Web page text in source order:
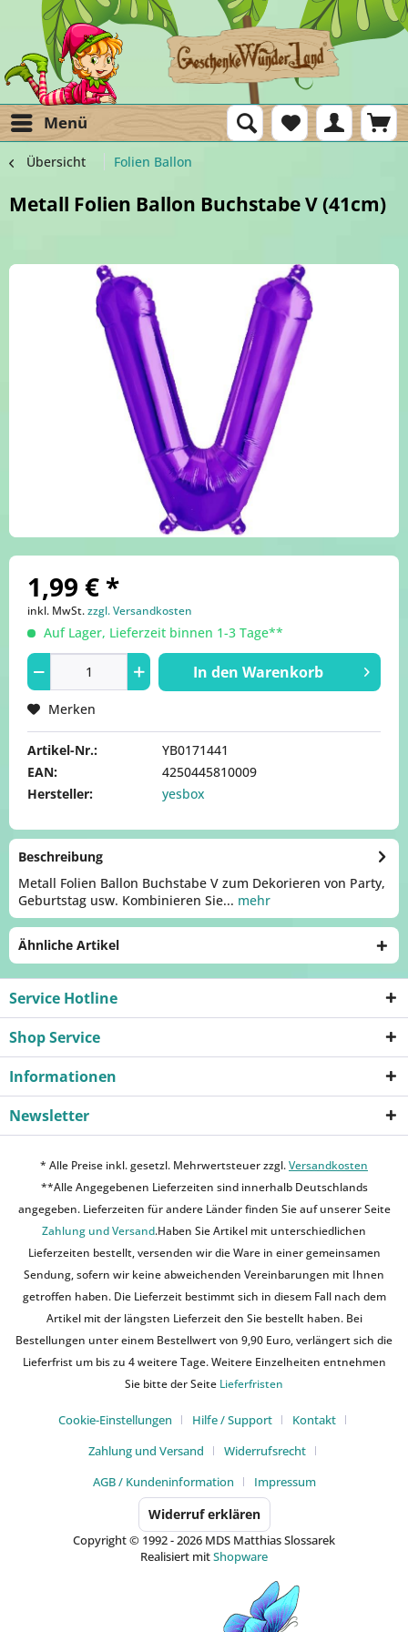
Menü
Übersicht Folien Ballon
Metall Folien Ballon Buchstabe V (41cm)
1,99 € *
inkl. MwSt.zzgl. Versandkosten
Auf Lager, Lieferzeit binnen 1-3 Tage**
In den Warenkorb
Merken
Artikel-Nr.:
YB0171441
EAN:
4250445810009
Hersteller:
yesbox
Beschreibung
Metall Folien Ballon Buchstabe V zum Dekorieren von Party,
Geburtstag usw. Kombinieren Sie... mehr
Ähnliche Artikel
Service Hotline
Shop Service
Informationen
Newsletter
* Alle Preise inkl. gesetzl. Mehrwertsteuer zzgl.Versandkosten
**Alle Angegebenen Lieferzeiten sind innerhalb Deutschlands
angegeben. Lieferzeiten für andere Länder finden Sie auf unserer Seite
Zahlung und Versand.Haben Sie Artikel mit unterschiedlichen
Lieferzeiten bestellt, versenden wir die Ware in einer gemeinsamen
Sendung, sofern wir keine abweichenden Vereinbarungen mit Ihnen
getroffen haben. Die Lieferzeit bestimmt sich in diesem Fall nach dem
Artikel mit der längsten Lieferzeit den Sie bestellt haben. Bei
Bestellungen unter einem Bestellwert von 9,90 Euro, verlängert sich die
Lieferfrist um bis zu 4 weitere Tage. Weitere Einzelheiten entnehmen
Sie bitte der Seite Lieferfristen
Cookie-Einstellungen Hilfe / Support
Kontakt
Zahlung und Versand
Widerrufsrecht
AGB / Kundeninformation
Impressum
Widerruf erklären
Copyright © 1992 - 2026 MDS Matthias Slossarek
Realisiert mitShopware